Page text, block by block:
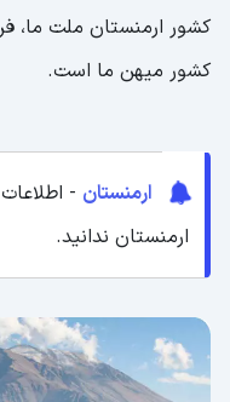
کشور ارمنستان ملت ما،
کشور میهن ما است.
ارمنستان -
ارمنستان ندانید.